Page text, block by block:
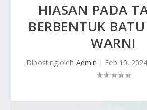
HIASAN PADA
BERBENTUK
WARNI
Diposting oleh Admin | Feb 10, 2024